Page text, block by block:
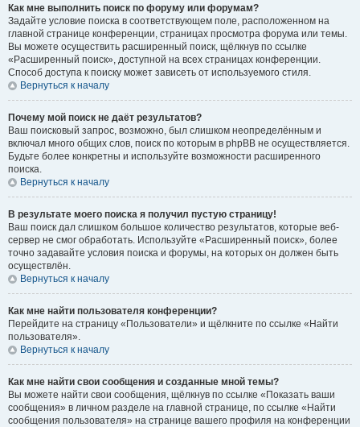
Как мне выполнить поиск по форуму или форумам?
Задайте условие поиска в соответствующем поле, расположенном на
главной странице конференции, страницах просмотра форума или темы.
Вы можете осуществить расширенный поиск, щёлкнув по ссылке
«Расширенный поиск», доступной на всех страницах конференции.
Способ доступа к поиску может зависеть от используемого стиля.
Вернуться к началу
Почему мой поиск не даёт результатов?
Ваш поисковый запрос, возможно, был слишком неопределённым и
включал много общих слов, поиск по которым в phpBB не осуществляется.
Будьте более конкретны и используйте возможности расширенного
поиска.
Вернуться к началу
В результате моего поиска я получил пустую страницу!
Ваш поиск дал слишком большое количество результатов, которые веб-
сервер не смог обработать. Используйте «Расширенный поиск», более
точно задавайте условия поиска и форумы, на которых он должен быть
осуществлён.
Вернуться к началу
Как мне найти пользователя конференции?
Перейдите на страницу «Пользователи» и щёлкните по ссылке «Найти
пользователя».
Вернуться к началу
Как мне найти свои сообщения и созданные мной темы?
Вы можете найти свои сообщения, щёлкнув по ссылке «Показать ваши
сообщения» в личном разделе на главной странице, по ссылке «Найти
сообщения пользователя» на странице вашего профиля на конференции